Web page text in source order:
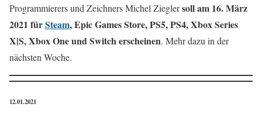
Programmierers und Zeichners Michel Zieglersoll am 16. März
2021 fürSteam, Epic Games Store, PS5, PS4, Xbox Series
X|S, Xbox One und Switch erscheinen. Mehr dazu in der
nächsten Woche.
12.01.2021